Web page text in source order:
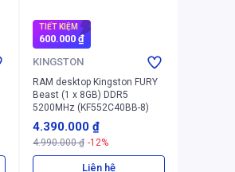
TIẾT KIỆM
600.000 ₫
KINGSTON
RAM desktop Kingston FURY
Beast (1 x 8GB) DDR5
5200MHz (KF552C40BB-8)
4.390.000 ₫
4.990.000 ₫ -12%
Liên hệ